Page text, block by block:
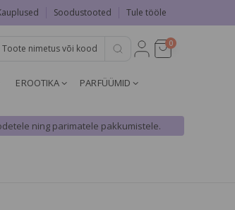
Soodustooted Tule tööle
0
EROOTIKA
PARFÜÜMID
ning parimatele pakkumistele.